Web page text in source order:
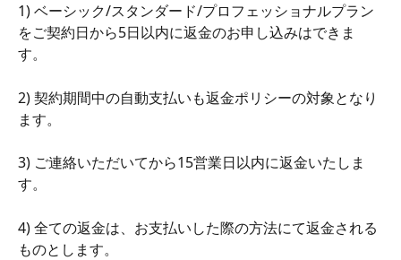
1) ベーシック/スタンダード/プロフェッショナルプラン
をご契約日から5日以内に返金のお申し込みはできま
す。
2) 契約期間中の自動支払いも返金ポリシーの対象となり
ます。
3) ご連絡いただいてから15営業日以内に返金いたしま
す。
4) 全ての返金は、お支払いした際の方法にて返金される
ものとします。